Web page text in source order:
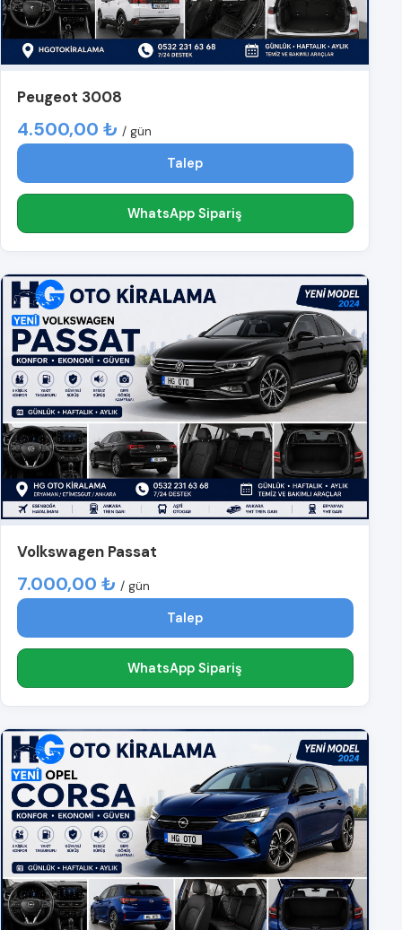
Peugeot 3008
4.500,00 ₺ / gün
Talep
WhatsApp Sipariş
Volkswagen Passat
7.000,00 ₺ / gün
Talep
WhatsApp Sipariş